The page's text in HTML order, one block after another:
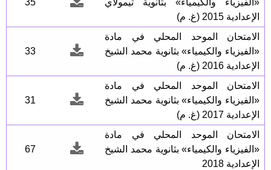
«الفيزياء والكيمياء» بثانوية تيمولاي
الإعدادية 2015 (غ. م)
35
الامتحان الموحد المحلي في مادة
«الفيزياء والكيمياء» بثانوية محمد الشيخ
الإعدادية 2016 (غ. م)
33
الامتحان الموحد المحلي في مادة
«الفيزياء والكيمياء» بثانوية محمد الشيخ
الإعدادية 2017 (غ. م)
31
الامتحان الموحد المحلي في مادة
«الفيزياء والكيمياء» بثانوية محمد الشيخ
الإعدادية 2018
67